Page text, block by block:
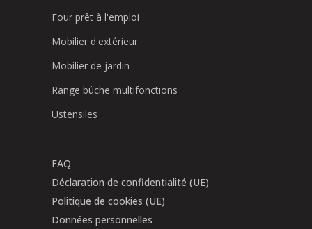
Four prêt à l'emploi
Mobilier d'extérieur
Mobilier de jardin
Range bûche multifonctions
Ustensiles
FAQ
Déclaration de confidentialité (UE)
Politique de cookies (UE)
Données personnelles